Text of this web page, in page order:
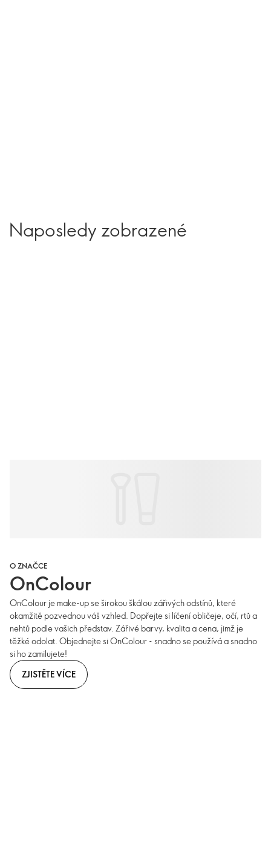
Naposledy zobrazené
O ZNAČCE
OnColour
OnColour je make-up se širokou škálou zářivých odstínů, které
okamžitě pozvednou váš vzhled. Dopřejte si líčení obličeje, očí, rtů a
nehtů podle vašich představ. Zářivé barvy, kvalita a cena, jimž je
těžké odolat. Objednejte si OnColour - snadno se používá a snadno
si ho zamilujete!
ZJISTĚTE VÍCE